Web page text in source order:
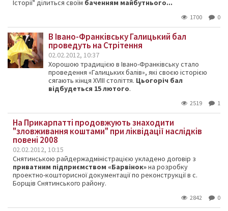
Історії" ділиться своїм баченням майбутнього...
1700 0
В Івано-Франківську Галицький бал
проведуть на Стрітення
02.02.2012, 10:37
Хорошою традицією в Івано-Франківську стало
проведення «Галицьких балів», які своєю історією
сягають кінця ХVIII століття. Цьогоріч бал
відбудеться 15 лютого.
2519 1
На Прикарпатті продовжують знаходити
"зловживання коштами" при ліквідації наслідків
повені 2008
02.02.2012, 10:15
Снятинською райдержадміністрацією укладено договір з
приватним підприємством «Барвінок»на розробку
проектно-кошторисної документації по реконструкції в с.
Борщів Снятинського району.
2842 0